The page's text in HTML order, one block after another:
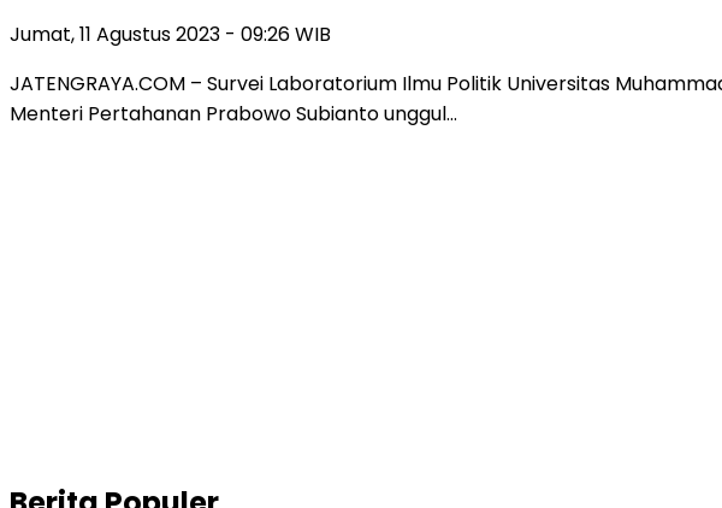
Jumat, 11 Agustus 2023 - 09:26 WIB
JATENGRAYA.COM – Survei Laboratorium Ilmu Politik Universitas
Menteri Pertahanan Prabowo Subianto unggul…